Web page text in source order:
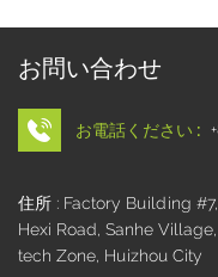
お問い合わせ
お電話ください :
住所 : Factory Building
Hexi Road, Sanhe
tech Zone, Huizhou City